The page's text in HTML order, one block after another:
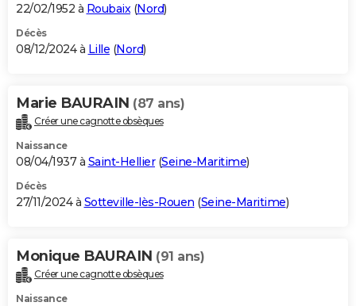
22/02/1952 à Roubaix(Nord)
Décès
08/12/2024 à Lille (Nord)
Marie BAURAIN (87 ans)
Créer une cagnotte obsèques
Naissance
08/04/1937 à Saint-Hellier(Seine-Maritime)
Décès
27/11/2024 à Sotteville-lès-Rouen (Seine-Maritime)
Monique BAURAIN (91 ans)
Créer une cagnotte obsèques
Naissance